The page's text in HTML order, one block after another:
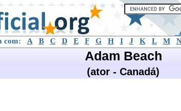
com: A B C D E F G H I J K L M
Adam Beach
(ator - Canadá)